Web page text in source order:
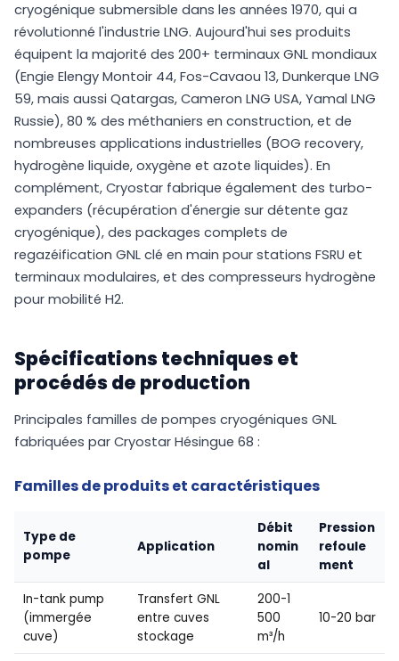
cryogénique submersible dans les années 1970, qui a
révolutionné l'industrie LNG. Aujourd'hui ses produits
équipent la majorité des 200+ terminaux GNL mondiaux
(Engie Elengy Montoir 44, Fos-Cavaou 13, Dunkerque LNG
59, mais aussi Qatargas, Cameron LNG USA, Yamal LNG
Russie), 80 % des méthaniers en construction, et de
nombreuses applications industrielles (BOG recovery,
hydrogène liquide, oxygène et azote liquides). En
complément, Cryostar fabrique également des turbo-
expanders (récupération d'énergie sur détente gaz
cryogénique), des packages complets de
regazéification GNL clé en main pour stations FSRU et
terminaux modulaires, et des compresseurs hydrogène
pour mobilité H2.
Spécifications techniques et
procédés de production
Principales familles de pompes cryogéniques GNL
fabriquées par Cryostar Hésingue 68 :
Familles de produits et caractéristiques
Type de
pompe
Application
Débit
nomin
al
Pression
refoule
ment
In-tank pump
(immergée
cuve)
Transfert GNL
entre cuves
stockage
200-1
500
m³/h
10-20 bar